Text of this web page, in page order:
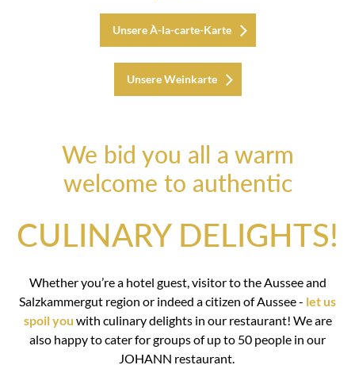
Unsere À-la-carte-Karte
Unsere Weinkarte
We bid you all a warm
welcome to authentic
CULINARY DELIGHTS!
Whether you’re a hotel guest, visitor to the Aussee and
Salzkammergut region or indeed a citizen of Aussee - let us
spoil you with culinary delights in our restaurant! We are
also happy to cater for groups of up to 50 people in our
JOHANN restaurant.